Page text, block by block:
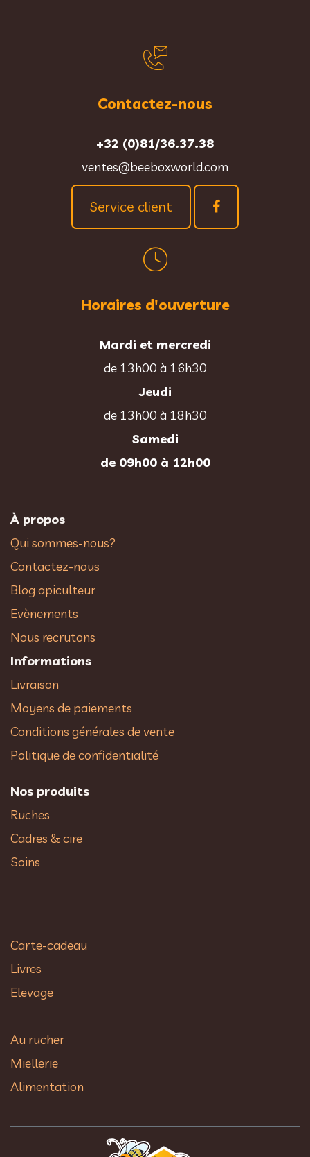
Contactez-nous
+32 (0)81/36.37.38
ventes@beeboxworld.com
Service client
Horaires d'ouverture
Mardi et mercredi
de 13h00 à 16h30
Jeudi
de 13h00 à 18h30
Samedi
de 09h00 à 12h00
À propos
Qui sommes-nous?
Contactez-nous
Blog apiculteur
Evènements
Nous recrutons
Informations
Livraison
Moyens de paiements
Conditions générales de vente
Politique de confidentialité
Nos produits
Ruches
Cadres & cire
Soins
Carte-cadeau
Livres
Elevage
Au rucher​
Miellerie
Alimentation